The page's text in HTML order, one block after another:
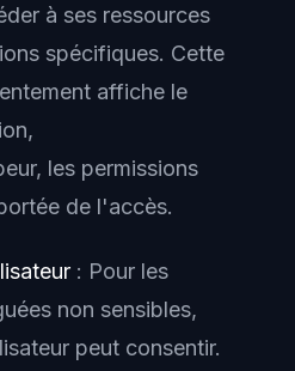
à ses ressources
spécifiques. Cette
affiche le
les permissions
de l'accès.
: Pour les
non sensibles,
peut consentir.